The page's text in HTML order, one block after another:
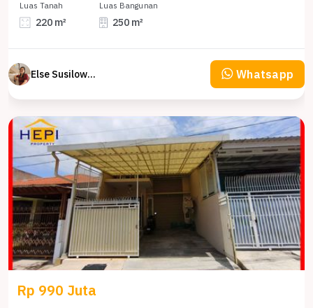
Luas Tanah
220 m²
Luas Bangunan
250 m²
Else Susilowaty Whatsapp
Rp 990 Juta